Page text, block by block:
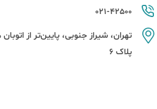
021-42500
پلاک 6